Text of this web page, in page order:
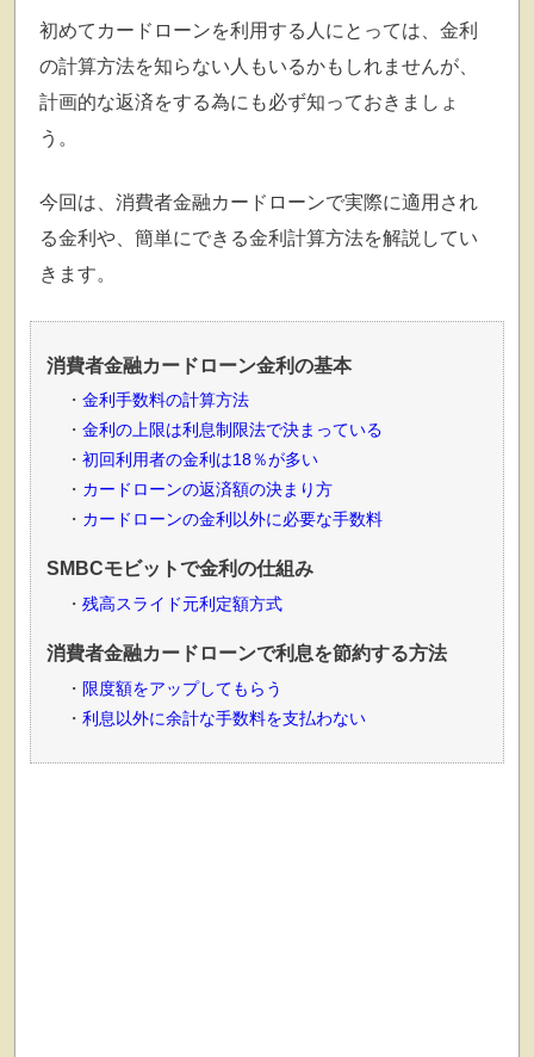
初めてカードローンを利用する人にとっては、金利
の計算方法を知らない人もいるかもしれませんが、
計画的な返済をする為にも必ず知っておきましょ
う。
今回は、消費者金融カードローンで実際に適用され
る金利や、簡単にできる金利計算方法を解説してい
きます。
消費者金融カードローン金利の基本
金利手数料の計算方法
金利の上限は利息制限法で決まっている
初回利用者の金利は18％が多い
カードローンの返済額の決まり方
カードローンの金利以外に必要な手数料
SMBCモビットで金利の仕組み
残高スライド元利定額方式
消費者金融カードローンで利息を節約する方法
限度額をアップしてもらう
利息以外に余計な手数料を支払わない